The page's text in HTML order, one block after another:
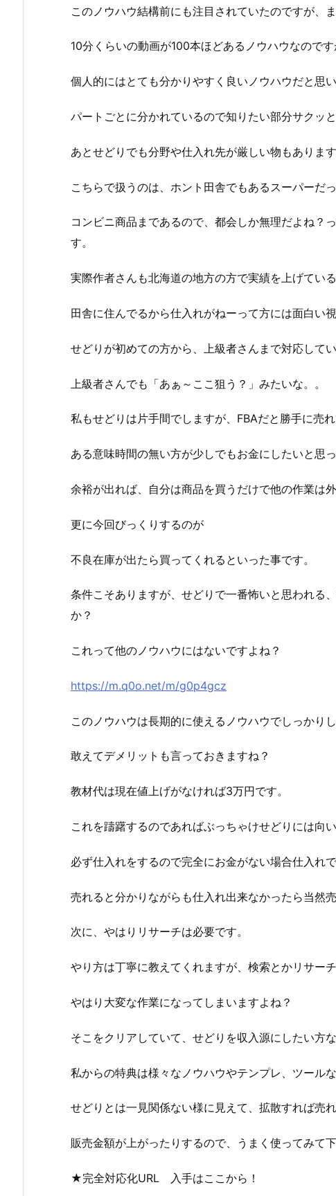
このノウハウ結構前にも注目されていたのですが、
10分くらいの動画が100本ほどあるノウハウなのです
個人的にはとても分かりやすく良いノウハウだと思い
パートごとに分かれているので知りたい部分サクッ
あとせどりでも分野や仕入れ先が厳しい物もあります
こちらで扱うのは、ホント田舎でもあるスーパーだっ
コンビニ商品まであるので、都会しか無理だよね？
す。
実際作者さんも北海道の地方の方で実績を上げている
田舎に住んでるから仕入れがねーって方には面白い
せどりが初めての方から、上級者さんまで対応してい
上級者さんでも「あぁ～ここ狙う？」みたいな。。
私もせどりは片手間でしますが、FBAだと勝手に売れ
ある意味時間の無い方が少しでもお金にしたいと思
余裕が出れば、自分は商品を買うだけで他の作業は
更に今回びっくりするのが
不良在庫が出たら買ってくれるといった事です。
条件こそありますが、せどりで一番怖いと思われる
か？
これって他のノウハウにはないですよね？
https://m.q0o.net/m/g0p4gcz
このノウハウは長期的に使えるノウハウでしっかりし
敢えてデメリットも言っておきますね？
教材代は現在値上げがなければ3万円です。
これを躊躇するのであればぶっちゃけせどりには向
必ず仕入れをするので完全にお金がない場合仕入れ
売れると分かりながらも仕入れ出来なかったら当然
次に、やはりリサーチは必要です。
やり方は丁寧に教えてくれますが、検索とかリサーチ
やはり大変な作業になってしまいますよね？
そこをクリアしていて、せどりを収入源にしたい方
私からの特典は様々なノウハウやテンプレ、ツール
せどりとは一見関係ない様に見えて、拡散すれば売れ
販売金額が上がったりするので、うまく使ってみて
★完全対応化URL 入手はここから！